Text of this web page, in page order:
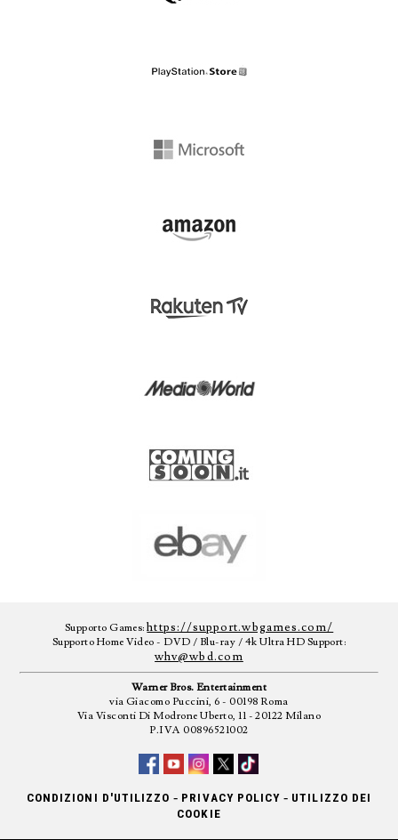
Supporto Games:https://support.wbgames.com/
Supporto Home Video - DVD / Blu-ray / 4k Ultra HD Support:
whv@wbd.com
Warner Bros. Entertainment
via Giacomo Puccini, 6 - 00198 Roma
Via Visconti Di Modrone Uberto, 11 - 20122 Milano
P.IVA 00896521002
CONDIZIONI D'UTILIZZO - PRIVACY POLICY - UTILIZZO DEI
COOKIE